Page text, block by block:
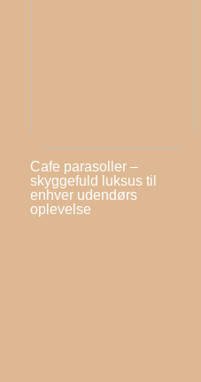
Cafe parasoller –
skyggefuld luksus til
enhver udendørs
oplevelse